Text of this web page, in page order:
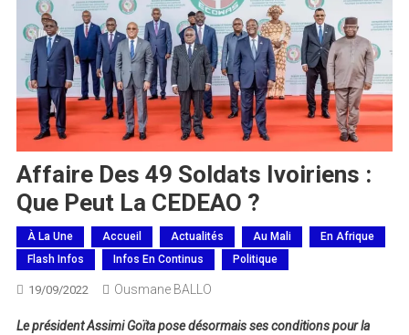
Affaire Des 49 Soldats Ivoiriens :
Que Peut La CEDEAO ?
À La Une Accueil Actualités Au Mali
En Afrique
Flash Infos
Infos En Continus Politique
19/09/2022 Ousmane BALLO
Le président Assimi Goïta pose désormais ses conditions pour la